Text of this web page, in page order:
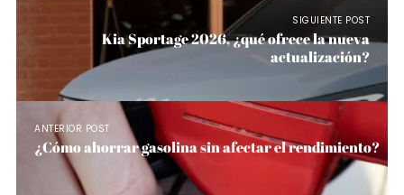
SIGUIENTE POST
Kia Sportage 2026, ¿qué ofrece la nueva
actualización?
ANTERIOR POST
¿Cómo ahorrar gasolina sin afectar el rendimiento?